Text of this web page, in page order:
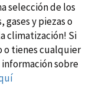
selección de los
gases y piezas o
climatización! Si
o tienes cualquier
información sobre